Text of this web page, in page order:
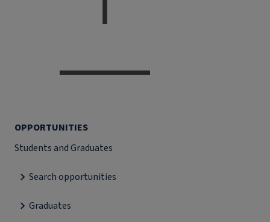
OPPORTUNITIES
Students and Graduates
Search opportunities
Graduates